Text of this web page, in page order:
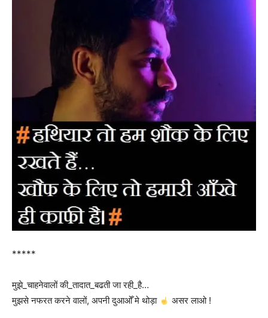
*****
मुझे_चाहनेवालों की_तादात_बढती जा रही_है…
मुझसे नफरत करने वालों, अपनी दुआओँ मे थोड़ा
असर लाओ !